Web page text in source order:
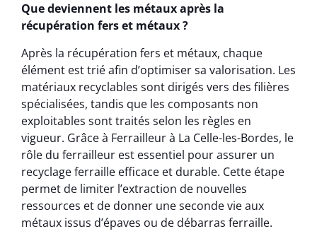
Que deviennent les métaux après la
récupération fers et métaux ?
Après la récupération fers et métaux, chaque
élément est trié afin d’optimiser sa valorisation. Les
matériaux recyclables sont dirigés vers des filières
spécialisées, tandis que les composants non
exploitables sont traités selon les règles en
vigueur. Grâce à Ferrailleur à La Celle-les-Bordes, le
rôle du ferrailleur est essentiel pour assurer un
recyclage ferraille efficace et durable. Cette étape
permet de limiter l’extraction de nouvelles
ressources et de donner une seconde vie aux
métaux issus d’épaves ou de débarras ferraille.